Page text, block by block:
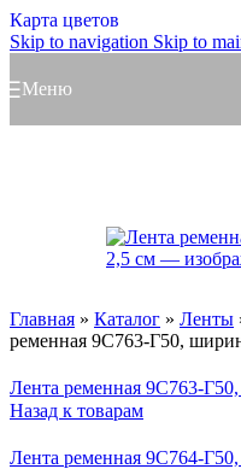
Карта цветов
Skip to navigation Skip to
Меню
Главная » Каталог » Ленты
ременная 9С763-Г50,
Лента ременная 9С763-
Назад к товарам
Лента ременная 9С764-